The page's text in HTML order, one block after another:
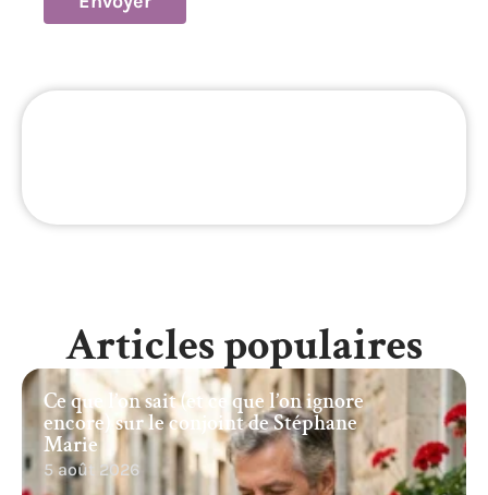
Articles populaires
Ce que l’on sait (et ce que l’on ignore
encore) sur le conjoint de Stéphane
Marie
5 août 2026